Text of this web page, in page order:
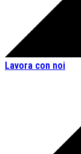
Lavora con noi